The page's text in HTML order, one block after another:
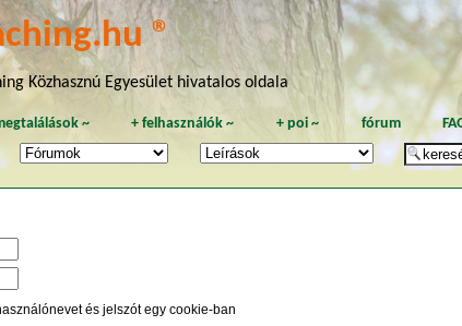
®
Közhasznú Egyesület hivatalos oldala
~ +felhasználók ~ + poi~ fórum
és jelszót egy cookie-ban